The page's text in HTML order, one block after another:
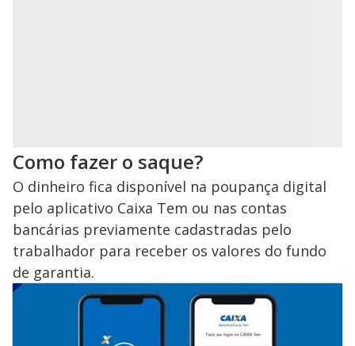
Como fazer o saque?
O dinheiro fica disponível na poupança digital
pelo aplicativo Caixa Tem ou nas contas
bancárias previamente cadastradas pelo
trabalhador para receber os valores do fundo
de garantia.